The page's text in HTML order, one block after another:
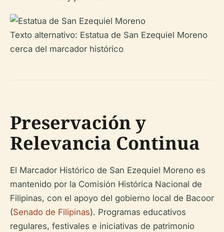
Texto alternativo: Estatua de San Ezequiel Moreno
cerca del marcador histórico
Preservación y
Relevancia Continua
El Marcador Histórico de San Ezequiel Moreno es
mantenido por la Comisión Histórica Nacional de
Filipinas, con el apoyo del gobierno local de Bacoor
(Senado de Filipinas). Programas educativos
regulares, festivales e iniciativas de patrimonio